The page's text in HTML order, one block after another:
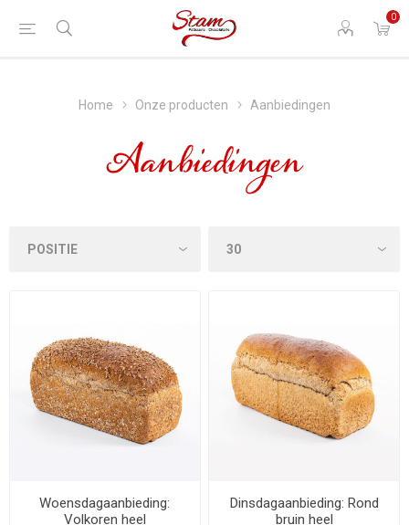
0
Home Onze producten Aanbiedingen
Aanbiedingen
Woensdagaanbieding:
Volkoren heel
Dinsdagaanbieding: Rond
bruin heel